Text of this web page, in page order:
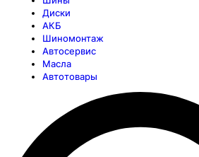
Диски
АКБ
Шиномонтаж
Автосервис
Масла
Автотовары